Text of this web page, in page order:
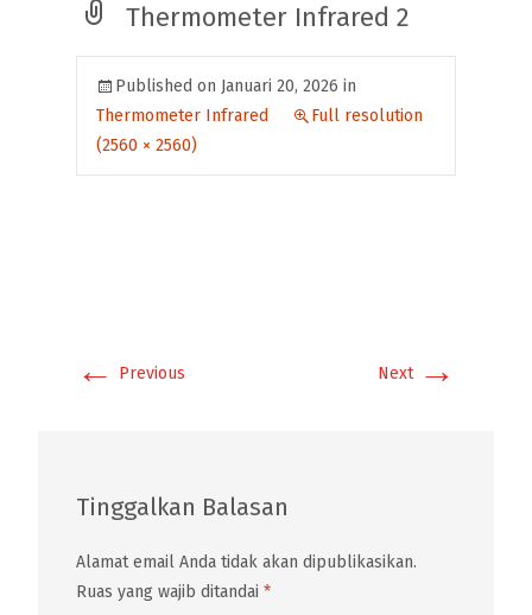
Thermometer Infrared 2
Published on Januari 20, 2026 in
Thermometer Infrared
Full resolution
(2560 × 2560)
← Previous Next →
Tinggalkan Balasan
Alamat email Anda tidak akan dipublikasikan.
Ruas yang wajib ditandai *